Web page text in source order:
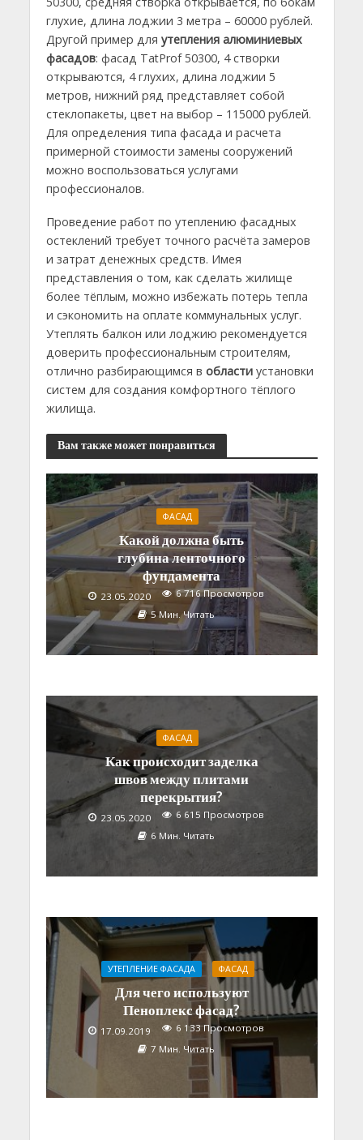
глухие, длина лоджии 3 метра – 60000 рублей.
Другой пример для утепления алюминиевых
фасадов: фасад TatProf 50300, 4 створки
открываются, 4 глухих, длина лоджии 5
метров, нижний ряд представляет собой
стеклопакеты, цвет на выбор – 115000 рублей.
Для определения типа фасада и расчета
примерной стоимости замены сооружений
можно воспользоваться услугами
профессионалов.
Проведение работ по утеплению фасадных
остеклений требует точного расчёта замеров
и затрат денежных средств. Имея
представления о том, как сделать жилище
более тёплым, можно избежать потерь тепла
и сэкономить на оплате коммунальных услуг.
Утеплять балкон или лоджию рекомендуется
доверить профессиональным строителям,
отлично разбирающимся в области установки
систем для создания комфортного тёплого
жилища.
Вам также может понравиться
ФАСАД
Какой должна быть
глубина ленточного
фундамента
23.05.2020
6 716 Просмотров
5 Мин. Читать
ФАСАД
Как происходит заделка
швов между плитами
перекрытия?
23.05.2020
6 615 Просмотров
6 Мин. Читать
УТЕПЛЕНИЕ ФАСАДА ФАСАД
Для чего используют
Пеноплекс фасад?
17.09.2019
6 133 Просмотров
7 Мин. Читать